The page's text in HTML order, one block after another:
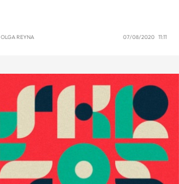
OLGA REYNA 07/08/2020 11:11